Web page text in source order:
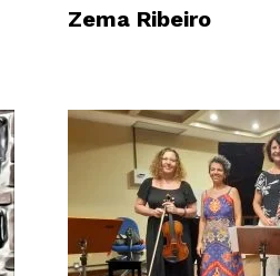
Zema Ribeiro